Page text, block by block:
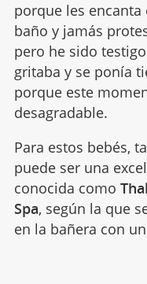
porque les
baño y jamás
pero he sido
gritaba y se ponía
porque este
desagradable.
Para estos bebés,
puede ser una
conocida como
Spa, según la que
en la bañera con